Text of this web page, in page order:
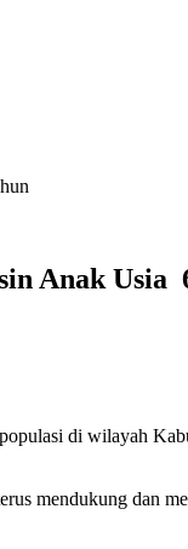
Anak Usia
di wilayah
mendukung dan